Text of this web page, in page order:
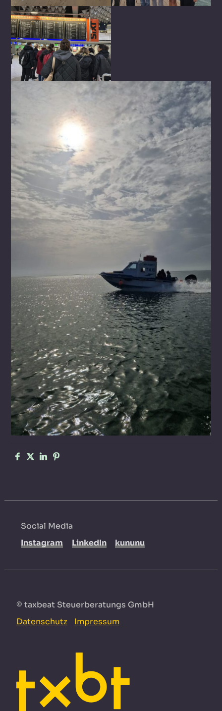
Social Media
Instagram
LinkedIn kununu
© taxbeat Steuerberatungs GmbH
Datenschutz
Impressum